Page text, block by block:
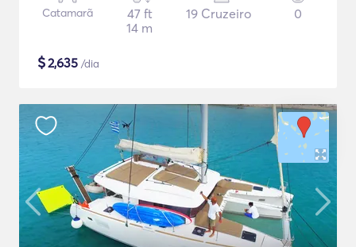
Catamarã
47 ft
14 m
19 Cruzeiro 0
$2,635 /dia